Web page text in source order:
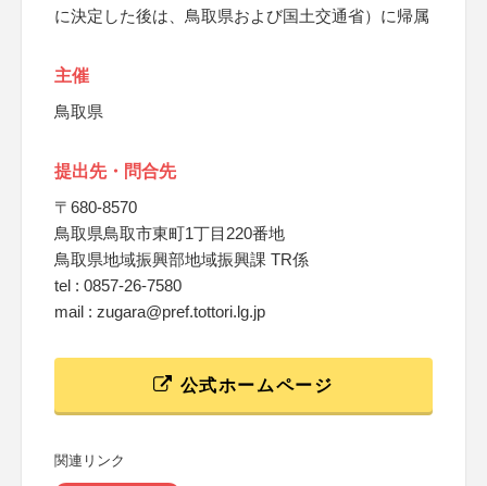
に決定した後は、鳥取県および国土交通省）に帰属
主催
鳥取県
提出先・問合先
〒680-8570
鳥取県鳥取市東町1丁目220番地
鳥取県地域振興部地域振興課 TR係
tel : 0857-26-7580
mail : zugara@pref.tottori.lg.jp
公式ホームページ
関連リンク